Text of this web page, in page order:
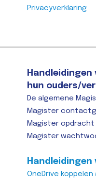
Privacyverklaring
Handleidingen
hun ouders/
De algemene
Magister
Magister opdracht
Magister
OneDrive